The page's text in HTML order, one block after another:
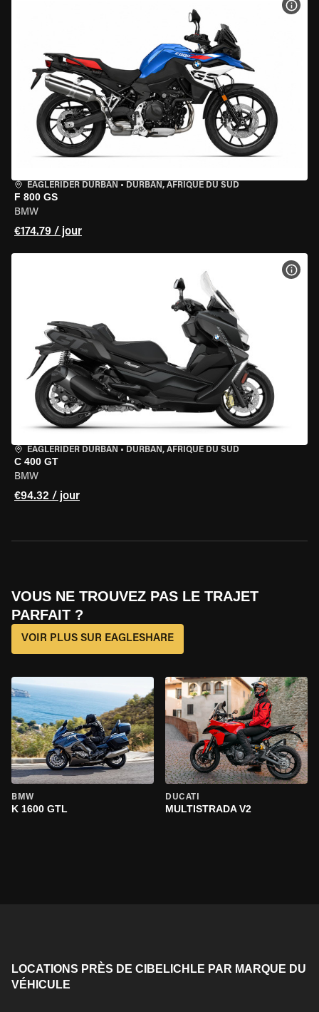
EAGLERIDER DURBAN • DURBAN, AFRIQUE DU SUD
F 800 GS
BMW
€174.79 / jour
EAGLERIDER DURBAN • DURBAN, AFRIQUE DU SUD
C 400 GT
BMW
€94.32 / jour
VOUS NE TROUVEZ PAS LE TRAJET
PARFAIT ?
VOIR PLUS SUR EAGLESHARE
BMW
K 1600 GTL
DUCATI
MULTISTRADA V2
LOCATIONS PRÈS DE CIBELICHLE PAR MARQUE DU
VÉHICULE